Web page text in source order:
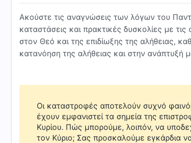
Ακούστε τις αναγνώσεις των λόγων του
καταστάσεις και πρακτικές δυσκολίες με
στον Θεό και της επιδίωξης της αλήθειας,
κατανόηση της αλήθειας και στην ανάπτυξή
Οι καταστροφές αποτελούν συχνό
έχουν εμφανιστεί τα σημεία της
Κυρίου. Πώς μπορούμε, λοιπόν, να
τον Κύριο; Σας προσκαλούμε εγκάρδια